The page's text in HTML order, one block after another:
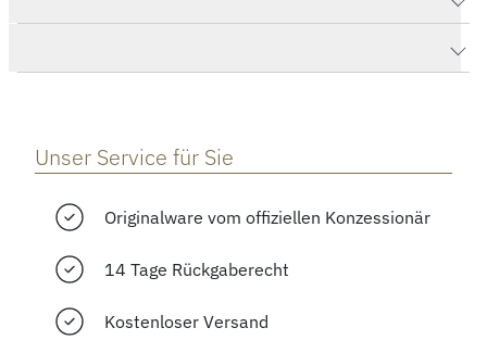
Unser Service für Sie
Originalware vom offiziellen Konzessionär
14 Tage Rückgaberecht
Kostenloser Versand